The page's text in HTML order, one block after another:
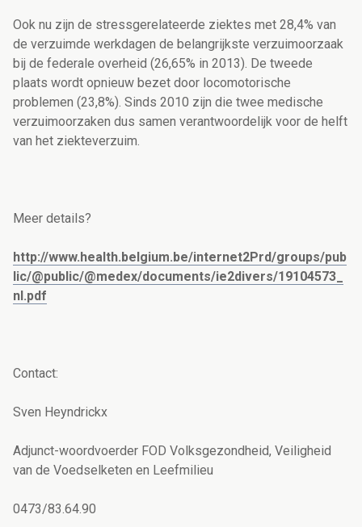
Ook nu zijn de stressgerelateerde ziektes met 28,4% van
de verzuimde werkdagen de belangrijkste verzuimoorzaak
bij de federale overheid (26,65% in 2013). De tweede
plaats wordt opnieuw bezet door locomotorische
problemen (23,8%). Sinds 2010 zijn die twee medische
verzuimoorzaken dus samen verantwoordelijk voor de helft
van het ziekteverzuim.
Meer details?
http://www.health.belgium.be/internet2Prd/groups/pub
lic/@public/@medex/documents/ie2divers/19104573_
nl.pdf
Contact:
Sven Heyndrickx
Adjunct-woordvoerder FOD Volksgezondheid, Veiligheid
van de Voedselketen en Leefmilieu
0473/83.64.90